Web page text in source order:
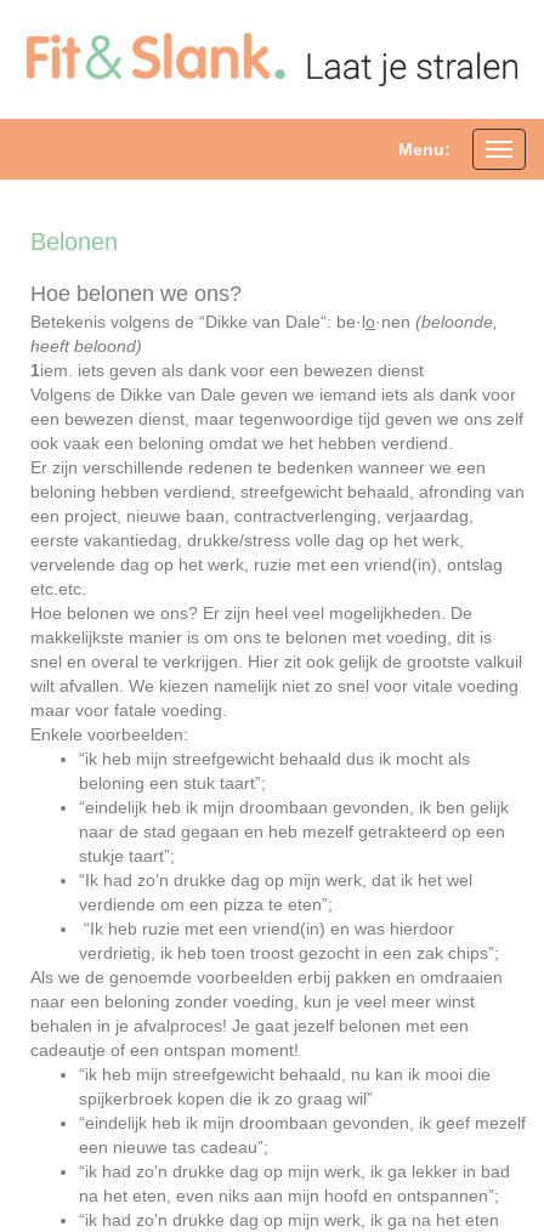
Menu:
Belonen
Hoe belonen we ons?
Betekenis volgens de “Dikke van Dale“: be·lo·nen (beloonde,
heeft beloond)
1iem. iets geven als dank voor een bewezen dienst
Volgens de Dikke van Dale geven we iemand iets als dank voor
een bewezen dienst, maar tegenwoordige tijd geven we ons zelf
ook vaak een beloning omdat we het hebben verdiend.
Er zijn verschillende redenen te bedenken wanneer we een
beloning hebben verdiend, streefgewicht behaald, afronding van
een project, nieuwe baan, contractverlenging, verjaardag,
eerste vakantiedag, drukke/stress volle dag op het werk,
vervelende dag op het werk, ruzie met een vriend(in), ontslag
etc.etc.
Hoe belonen we ons? Er zijn heel veel mogelijkheden. De
makkelijkste manier is om ons te belonen met voeding, dit is
snel en overal te verkrijgen. Hier zit ook gelijk de grootste valkuil
wilt afvallen. We kiezen namelijk niet zo snel voor vitale voeding
maar voor fatale voeding.
Enkele voorbeelden:
“ik heb mijn streefgewicht behaald dus ik mocht als
beloning een stuk taart”;
“eindelijk heb ik mijn droombaan gevonden, ik ben gelijk
naar de stad gegaan en heb mezelf getrakteerd op een
stukje taart”;
“Ik had zo’n drukke dag op mijn werk, dat ik het wel
verdiende om een pizza te eten”;
“Ik heb ruzie met een vriend(in) en was hierdoor
verdrietig, ik heb toen troost gezocht in een zak chips”;
Als we de genoemde voorbeelden erbij pakken en omdraaien
naar een beloning zonder voeding, kun je veel meer winst
behalen in je afvalproces! Je gaat jezelf belonen met een
cadeautje of een ontspan moment!
“ik heb mijn streefgewicht behaald, nu kan ik mooi die
spijkerbroek kopen die ik zo graag wil”
“eindelijk heb ik mijn droombaan gevonden, ik geef mezelf
een nieuwe tas cadeau”;
“ik had zo’n drukke dag op mijn werk, ik ga lekker in bad
na het eten, even niks aan mijn hoofd en ontspannen”;
“ik had zo’n drukke dag op mijn werk, ik ga na het eten